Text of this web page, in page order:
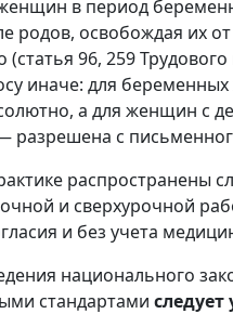
в период
родов, освобождая их
96, 259
иначе: для
а для женщин с
разрешена с
распространены
и сверхурочной
и без учета
национального
стандартами следует